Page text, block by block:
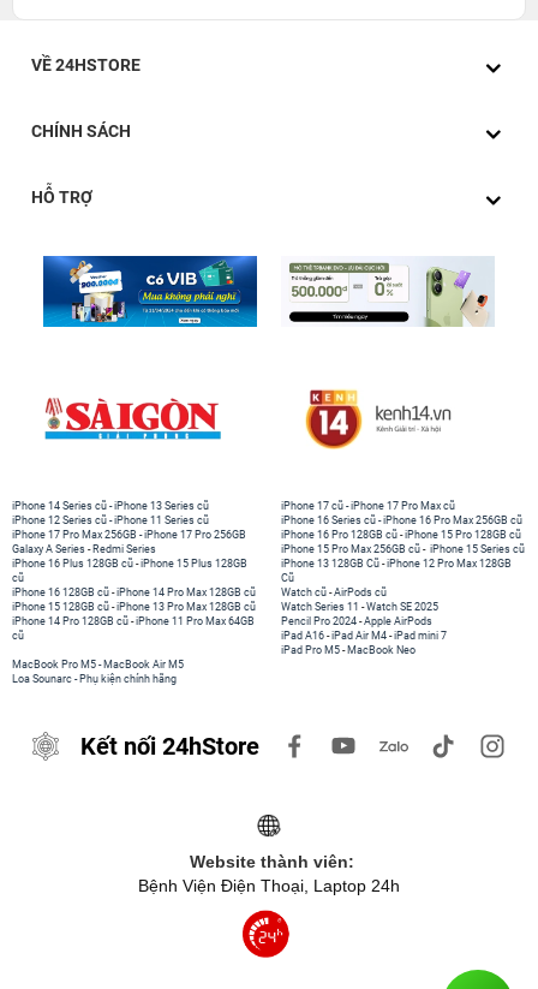
VỀ 24HSTORE
CHÍNH SÁCH
HỖ TRỢ
iPhone 14 Series cũ -iPhone 13 Series cũ
iPhone 12 Series cũ -iPhone 11 Series cũ
iPhone 17 Pro Max 256GB -iPhone 17 Pro 256GB
Galaxy A Series - Redmi Series
iPhone 17 cũ -iPhone 17 Pro Max cũ
iPhone 16 Series cũ - iPhone 16 Pro Max 256GB cũ
iPhone 16 Pro 128GB cũ -iPhone 15 Pro 128GB cũ
iPhone 15 Pro Max 256GB cũ - iPhone 15 Series cũ
iPhone 16 Plus 128GB cũ -iPhone 15 Plus 128GB
cũ
iPhone 16 128GB cũ -iPhone 14 Pro Max 128GB cũ
iPhone 15 128GB cũ -iPhone 13 Pro Max 128GB cũ
iPhone 14 Pro 128GB cũ -iPhone 11 Pro Max 64GB
cũ
iPhone 13 128GB Cũ -iPhone 12 Pro Max 128GB
Cũ
Watch cũ -AirPods cũ
Watch Series 11 -Watch SE 2025
Pencil Pro 2024 -Apple AirPods
iPad A16 -iPad Air M4 -iPad mini 7
iPad Pro M5 - MacBook Neo
MacBook Pro M5 - MacBook Air M5
Loa Sounarc - Phụ kiện chính hãng
Kết nối 24hStore
Website thành viên:
Bệnh Viện Điện Thoại, Laptop 24h